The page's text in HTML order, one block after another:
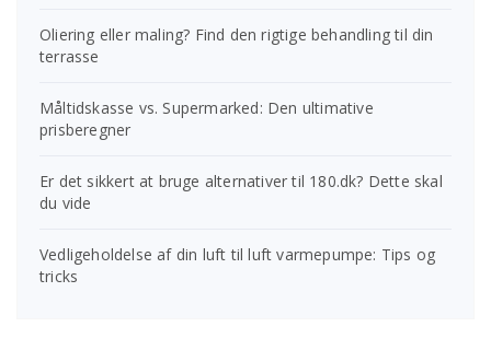
Oliering eller maling? Find den rigtige behandling til din
terrasse
Måltidskasse vs. Supermarked: Den ultimative
prisberegner
Er det sikkert at bruge alternativer til 180.dk? Dette skal
du vide
Vedligeholdelse af din luft til luft varmepumpe: Tips og
tricks